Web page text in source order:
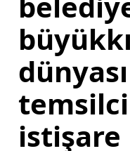
dünyası
istişare